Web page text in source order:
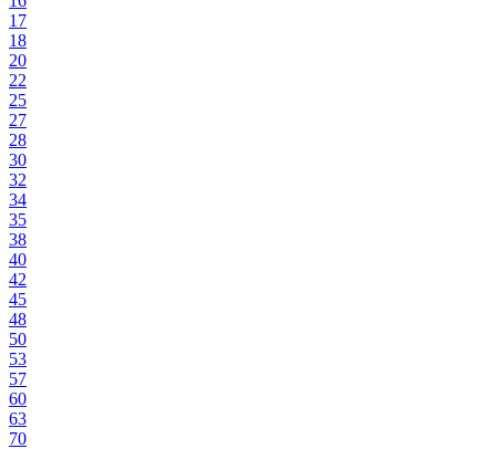
17
18
20
22
25
27
28
30
32
34
35
38
40
42
45
48
50
53
57
60
63
70